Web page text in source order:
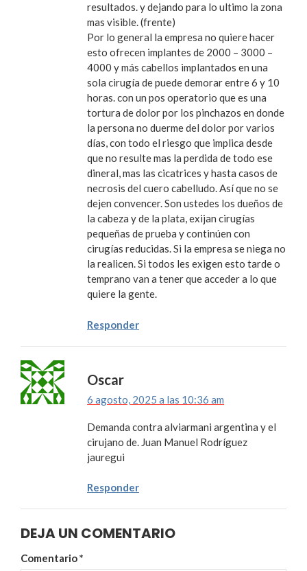
resultados. y dejando para lo ultimo la zona
mas visible. (frente)
Por lo general la empresa no quiere hacer
esto ofrecen implantes de 2000 – 3000 –
4000 y más cabellos implantados en una
sola cirugía de puede demorar entre 6 y 10
horas. con un pos operatorio que es una
tortura de dolor por los pinchazos en donde
la persona no duerme del dolor por varios
días, con todo el riesgo que implica desde
que no resulte mas la perdida de todo ese
dineral, mas las cicatrices y hasta casos de
necrosis del cuero cabelludo. Así que no se
dejen convencer. Son ustedes los dueños de
la cabeza y de la plata, exijan cirugías
pequeñas de prueba y continúen con
cirugías reducidas. Si la empresa se niega no
la realicen. Si todos les exigen esto tarde o
temprano van a tener que acceder a lo que
quiere la gente.
Responder
Oscar
6 agosto, 2025 a las 10:36 am
Demanda contra alviarmani argentina y el
cirujano de. Juan Manuel Rodríguez
jauregui
Responder
DEJA UN COMENTARIO
Comentario*